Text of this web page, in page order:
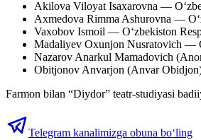
Akilova Viloyat Isaxarovna —
Axmedova Rimma Ashurovna —
Vaxobov Ismoil — O‘zbekiston
Madaliyev Oxunjon Nusratovich —
Nazarov Anarkul Mamadovich
Obitjonov Anvarjon (Anvar
Farmon bilan “Diydor” teatr-studiyasi
Telegram kanalimizga obuna bo‘ling